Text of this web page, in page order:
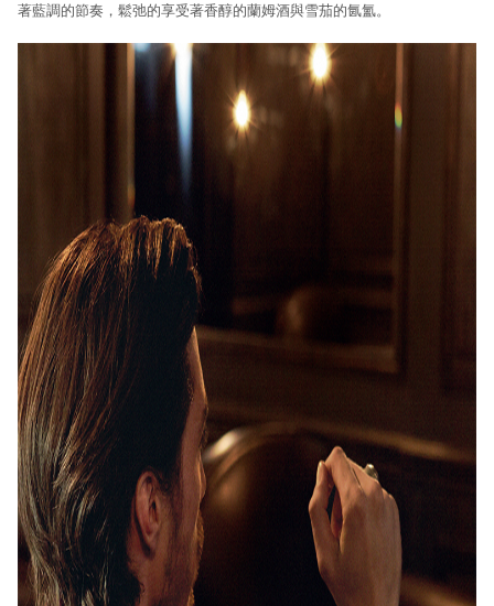
著藍調的節奏，鬆弛的享受著香醇的蘭姆酒與雪茄的氤氳。